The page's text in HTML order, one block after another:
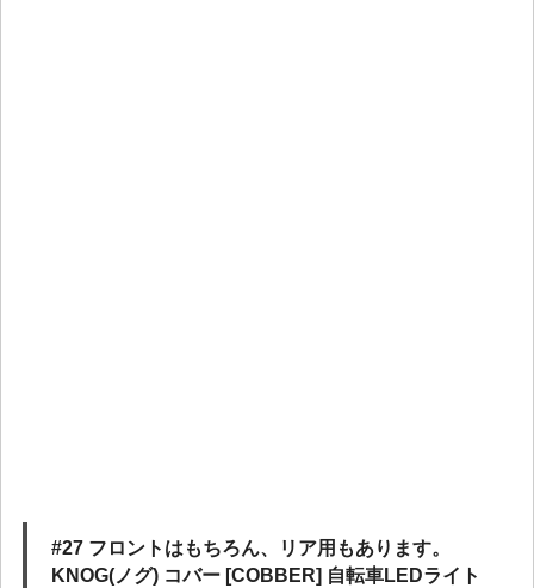
#27 フロントはもちろん、リア用もあります。
KNOG(ノグ) コバー [COBBER] 自転車LEDライト